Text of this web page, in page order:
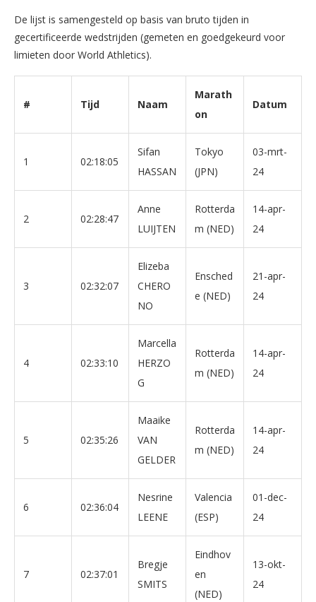
De lijst is samengesteld op basis van bruto tijden in
gecertificeerde wedstrijden (gemeten en goedgekeurd voor
limieten door World Athletics).
# Tijd Naam
Marath
on
Datum
1 02:18:05
Sifan
HASSAN
Tokyo
(JPN)
03-mrt-
24
2 02:28:47
Anne
LUIJTEN
Rotterda
m (NED)
14-apr-
24
3 02:32:07
Elizeba
CHERO
NO
Ensched
e (NED)
21-apr-
24
4 02:33:10
Marcella
HERZO
G
Rotterda
m (NED)
14-apr-
24
5 02:35:26
Maaike
VAN
GELDER
Rotterda
m (NED)
14-apr-
24
6 02:36:04
Nesrine
LEENE
Valencia
(ESP)
01-dec-
24
7 02:37:01
Bregje
SMITS
Eindhov
en
(NED)
13-okt-
24